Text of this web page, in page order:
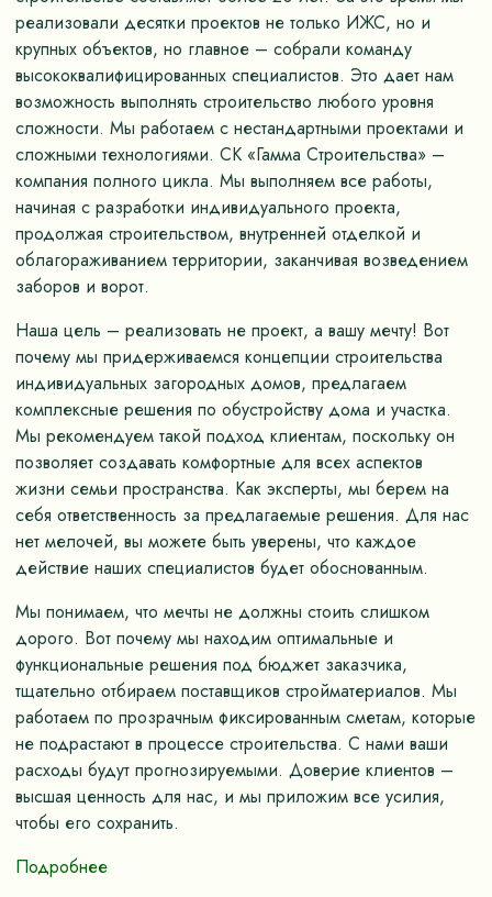
реализовали десятки проектов не только ИЖС, но и
крупных объектов, но главное – собрали команду
высококвалифицированных специалистов. Это дает нам
возможность выполнять строительство любого уровня
сложности. Мы работаем с нестандартными проектами и
сложными технологиями. СК «Гамма Строительства» –
компания полного цикла. Мы выполняем все работы,
начиная с разработки индивидуального проекта,
продолжая строительством, внутренней отделкой и
облагораживанием территории, заканчивая возведением
заборов и ворот.
Наша цель – реализовать не проект, а вашу мечту! Вот
почему мы придерживаемся концепции строительства
индивидуальных загородных домов, предлагаем
комплексные решения по обустройству дома и участка.
Мы рекомендуем такой подход клиентам, поскольку он
позволяет создавать комфортные для всех аспектов
жизни семьи пространства. Как эксперты, мы берем на
себя ответственность за предлагаемые решения. Для нас
нет мелочей, вы можете быть уверены, что каждое
действие наших специалистов будет обоснованным.
Мы понимаем, что мечты не должны стоить слишком
дорого. Вот почему мы находим оптимальные и
функциональные решения под бюджет заказчика,
тщательно отбираем поставщиков стройматериалов. Мы
работаем по прозрачным фиксированным сметам, которые
не подрастают в процессе строительства. С нами ваши
расходы будут прогнозируемыми. Доверие клиентов –
высшая ценность для нас, и мы приложим все усилия,
чтобы его сохранить.
Подробнее